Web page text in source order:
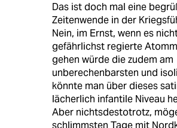
Das ist doch mal eine
Zeitenwende in der
Nein, im Ernst, wenn es
gefährlichst regierte
gehen würde die zudem am
unberechenbarsten und
könnte man über dieses
lächerlich infantile Niveau
Aber nichtsdestotrotz,
schlimmsten Tage mit